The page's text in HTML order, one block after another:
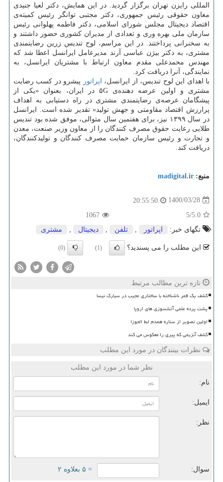
المللی رایزن تهران برگزار گردید. در این همایش، دکتر لعیا جنیدی
معاون حقوقی رئیس جمهوری، دکتر مجتبی توانگر رئیس کمیته‌ی
اقتصاد دیجیتال مجلس شورای اسلامی، دکتر فاطمه پهلوانی رئیس
سازمان ملی بهره وری و تعدادی از مدیران کشوری حضور داشتند و
به سخنرانی پرداختند. در این مراسم، لوح تندیس زرین رضایتمندی
مشتری، به دکتر بیژن عباسی آرند مدیرعامل ایرانسل اعطا شد که
مهندس محمدعلی مقدم معاون ارتباط با مشتریان ایرانسل، به
نمایندگی، آنرا دریافت کرد.
با اهدای این لوح تندیس، از ایرانسل، اپراتور
پیشرو در کسب رضایت
مشتری و اولین عرضه دهنده‌ی ۵G در ایران، بعنوان «یکی از
پیشگامان عرصه‌ی رضایتمندی مشتری در راه دستیابی به اهداف
پرارزش اقتصاد مقاومتی و جهش تولید» تقدیر شده است. ایرانسل
در سال ۱۳۹۹ نیز، برای هفتمین سال متوالی، موفق شده بود تندیس
طلایی رعایت حقوق مصرف کنندگان را از معاون وزیر صنعت، معدن
و تجارت و رئیس سازمان حمایت مصرف کنندگان و تولیدکنندگان،
دریافت کند.
منبع: madigital.ir
1400/03/28
20:55:50
5.0
/5
1067
تگهای خبر:
اپراتور تلفن دیجیتال مشتری
این مطلب را می پسندید؟ (1)
(0)
تازه ترین مطالب مرتبط
کشف یک قمر ناشناخته با ساختاری عجیب در سیارک نیسا
پشت پرده علمی آتشسوزی های اروپا
اولین تصویر از ستاره همدم ابط الجوزا
کشف آنزیمی که پیری را معکوس می کند
نظرات بینندگان در مورد این مطلب
نظر شما در مورد این مطلب
نام:
ایمیل:
نظر:
سوال: = ۵ بعلاوه ۲